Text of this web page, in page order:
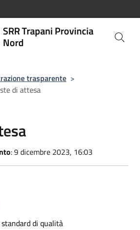
SRR Trapani Provincia
Nord
trasparente >
di attesa
: 9 dicembre 2023, 16:03
di qualità